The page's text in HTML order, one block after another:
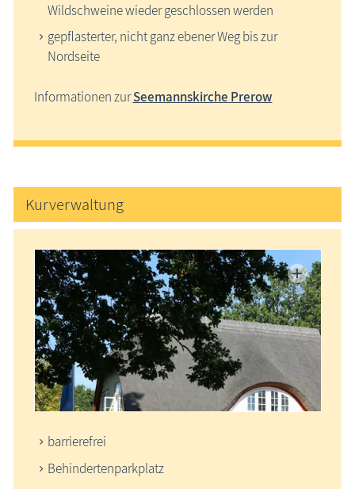
Wildschweine wieder geschlossen werden
gepflasterter, nicht ganz ebener Weg bis zur
Nordseite
Informationen zurSeemannskirche Prerow
Kurverwaltung
barrierefrei
Behindertenparkplatz